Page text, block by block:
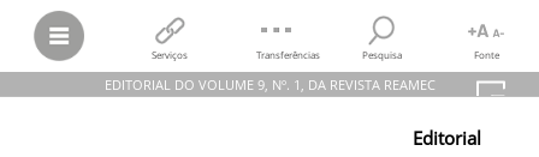
Serviços Transferências Pesquisa Fonte
EDITORIAL DO VOLUME 9, Nº. 1, DA REVISTA REAMEC
Dailson Evangelista Costa; Marcel Thiago Damasceno Ribeiro
EDITORIAL DO VOLUME 9, Nº. 1, DA REVISTA REAMECEditorial